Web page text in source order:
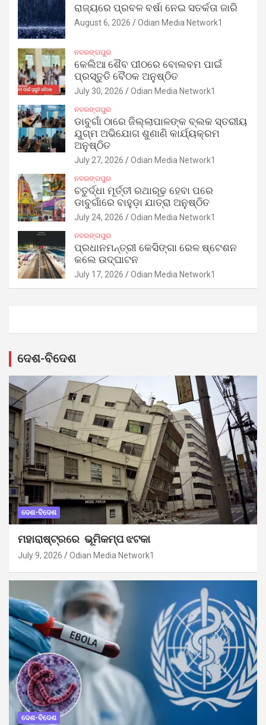
ରାଜ୍ୟରେ ପ୍ରବଳ ବର୍ଷା ନେଇ ସତର୍କତା ଜାରି
August 6, 2026 Odian Media Network1
ନବରଙ୍ଗପୁର
କେଲିଆ ଶୈବ ପୀଠରେ ବୋଲବମ ପାଇଁ
ପ୍ରସ୍ତୁତି ବୈଠକ ଅନୁଷ୍ଠିତ
July 30, 2026 Odian Media Network1
ନବରଙ୍ଗପୁର
ଡାବୁଗାଁ ଠାରେ ଜିଲ୍ଲାପାଳଙ୍କ ବ୍ଲକ ସ୍ତରୀୟ
ଯୁଗ୍ମ ଅଭିଯୋଗ ଶୁଣାଣି କାର୍ଯ୍ୟକ୍ରମ
ଅନୁଷ୍ଠିତ
July 27, 2026 Odian Media Network1
ନବରଙ୍ଗପୁର
ଚତୁର୍ଦ୍ଧା ମୂର୍ତ୍ତୀ ରଥାରୂଢ଼ ହେବା ପରେ
ଡାବୁଗାଁରେ ବାହୁଡ଼ା ଯାତ୍ରା ଅନୁଷ୍ଠିତ
July 24, 2026 Odian Media Network1
ନବରଙ୍ଗପୁର
ପ୍ରଧାନମନ୍ତ୍ରୀ କେସିଙ୍ଗା ରେଳ ଷ୍ଟେଶନ
କଲେ ଉଦ୍‌ଘାଟନ
July 17, 2026 Odian Media Network1
ଦେଶ-ବିଦେଶ
ଦେଶ-ବିଦେଶ
ମହାରାଷ୍ଟ୍ରରେ ଭୂମିକମ୍ପ ଝଟକା
July 9, 2026 Odian Media Network1
ଦେଶ-ବିଦେଶ